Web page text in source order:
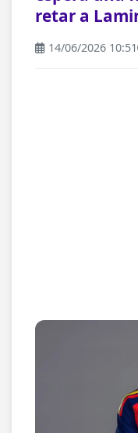
retar a
14/06/2026 10:51